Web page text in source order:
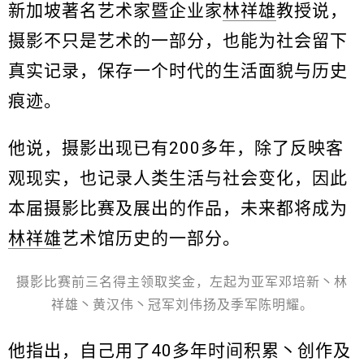
新加坡著名艺术家暨企业家林祥雄教授说，
摄影不只是艺术的一部分，也能为社会留下
真实记录，保存一个时代的生活面貌与历史
痕迹。
他说，摄影出现已有200多年，除了反映客
观现实，也记录人类生活与社会变化，因此
本届摄影比赛及展出的作品，未来都将成为
林祥雄艺术馆历史的一部分。
摄影比赛前三名得主领取奖金，左起为亚军邓培新丶林
祥雄丶黄汉伟丶冠军刘伟扬及季军陈明耀。
他指出，自己用了40多年时间积累丶创作及